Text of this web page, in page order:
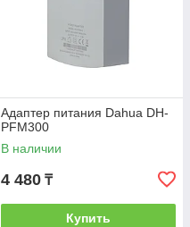
Адаптер питания Dahua DH-
PFM300
В наличии
4 480 ₸
Купить